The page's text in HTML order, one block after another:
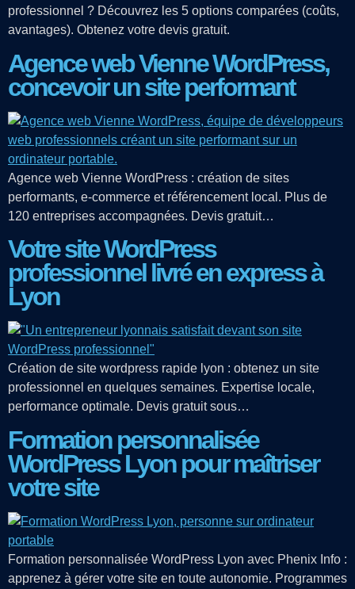
professionnel ? Découvrez les 5 options comparées (coûts,
avantages). Obtenez votre devis gratuit.
Agence web Vienne WordPress,
concevoir un site performant
Agence web Vienne WordPress : création de sites
performants, e-commerce et référencement local. Plus de
120 entreprises accompagnées. Devis gratuit…
Votre site WordPress
professionnel livré en express à
Lyon
Création de site wordpress rapide lyon : obtenez un site
professionnel en quelques semaines. Expertise locale,
performance optimale. Devis gratuit sous…
Formation personnalisée
WordPress Lyon pour maîtriser
votre site
Formation personnalisée WordPress Lyon avec Phenix Info :
apprenez à gérer votre site en toute autonomie. Programmes